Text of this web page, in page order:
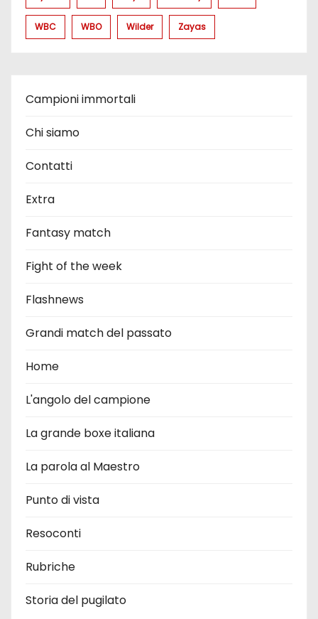
WBC WBO Wilder Zayas
Campioni immortali
Chi siamo
Contatti
Extra
Fantasy match
Fight of the week
Flashnews
Grandi match del passato
Home
L'angolo del campione
La grande boxe italiana
La parola al Maestro
Punto di vista
Resoconti
Rubriche
Storia del pugilato